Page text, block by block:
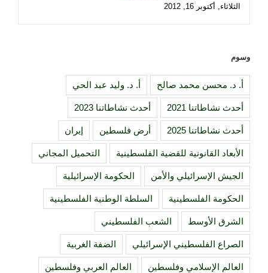
الثلاثاء, أكتوبر 16, 2012
وسوم
أ. د. محسن محمد صالح أ. د. وليد عبد الحي
أحدث نشاطاتنا 2021 أحدث نشاطاتنا 2023
أحدث نشاطاتنا 2025 أرض فلسطين إيران
الأبعاد القانونية للقضية الفلسطينية التحميل المجاني
الجيش الإسرائيلي والأمن الحكومة الإسرائيلية
الحكومة الفلسطينية السلطة الوطنية الفلسطينية
الشرق الأوسط الشعب الفلسطيني
الصراع الفلسطيني الإسرائيلي الضفة الغربية
العالم الإسلامي وفلسطين العالم العربي وفلسطين